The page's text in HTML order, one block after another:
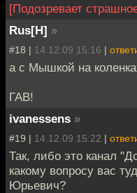
[Подозревает
Rus[H] »
#18 | 14.12.09 15:16 |
а с Мышкой на
ГАВ!
ivanessens »
#19 | 14.12.09 15:22 |
Так, либо это канал
какому вопросу вас
Юрьевич?